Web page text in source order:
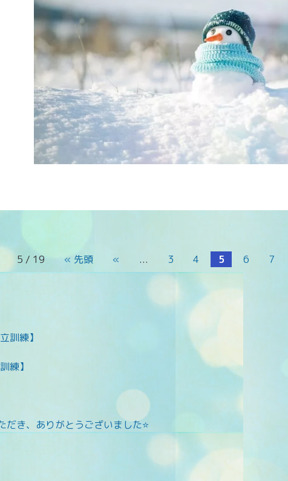
5 / 19 « 先頭 « ... 3 4 5 6 7
訓練】
練】
だき、ありがとうございました⭐